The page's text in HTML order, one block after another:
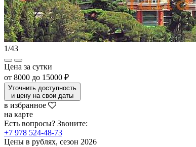
1/43
Цена за сутки
от 8000 до 15000 ₽
Уточнить доступность
и цену на свои даты
в избранное
на карте
Есть вопросы? Звоните:
+7 978 524-48-73
Цены в рублях, сезон 2026